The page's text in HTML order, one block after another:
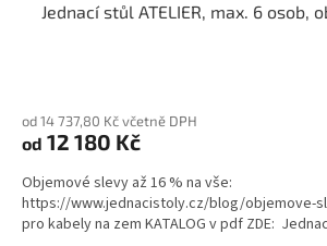
Jednací stůl ATELIER, max. 6 osob,
od 14 737,80 Kč včetně DPH
od 12 180 Kč
Objemové slevy až 16 % na vše:
https://www.jednacistoly.cz/blog/objemove-
pro kabely na zem KATALOG v pdf ZDE: